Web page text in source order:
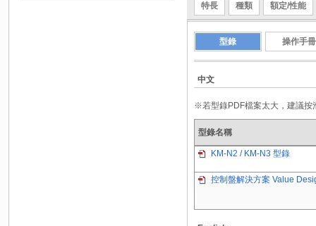
特長 種類 額定/性能
型錄 操作手冊
中文
※若型錄PDF檔案太大，建議按
型錄名稱
KM-N2 / KM-N3 型錄
控制盤解決方案 Value